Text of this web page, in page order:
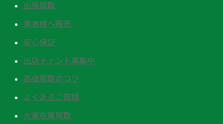
出張買取
業者様へ販売
安心保証
出店テナント募集中
高価買取のコツ
よくあるご質問
大量在庫買取